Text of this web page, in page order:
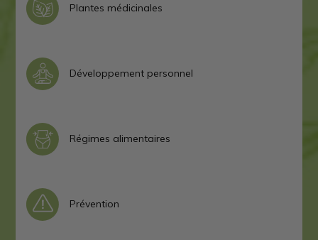
Plantes médicinales
Développement personnel
Régimes alimentaires
Prévention